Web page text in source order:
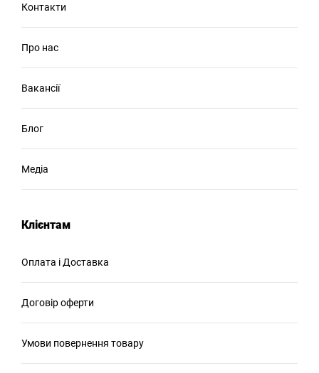
Контакти
Про нас
Вакансії
Блог
Медіа
Клієнтам
Оплата і Доставка
Договір оферти
Умови повернення товару